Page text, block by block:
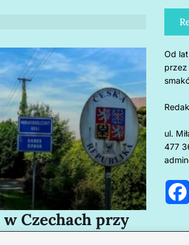
Czechach przy
cię oczarują
Od
ul.
477